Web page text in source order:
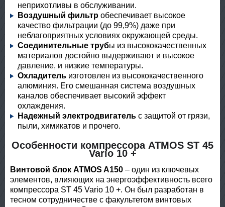
неприхотливы в обслуживании.
Воздушный фильтр обеспечивает высокое
качество фильтрации (до 99,9%) даже при
неблагоприятных условиях окружающей среды.
Соединительные трубы из высококачественных
материалов достойно выдерживают и высокое
давление, и низкие температуры.
Охладитель изготовлен из высококачественного
алюминия. Его смешанная система воздушных
каналов обеспечивает высокий эффект
охлаждения.
Надежный электродвигатель с защитой от грязи,
пыли, химикатов и прочего.
Особенности компрессора ATMOS ST 45
Vario 10 +
Винтовой блок ATMOS A150 – один из ключевых
элементов, влияющих на энергоэффективность всего
компрессора ST 45 Vario 10 +. Он был разработан в
тесном сотрудничестве с факультетом винтовых